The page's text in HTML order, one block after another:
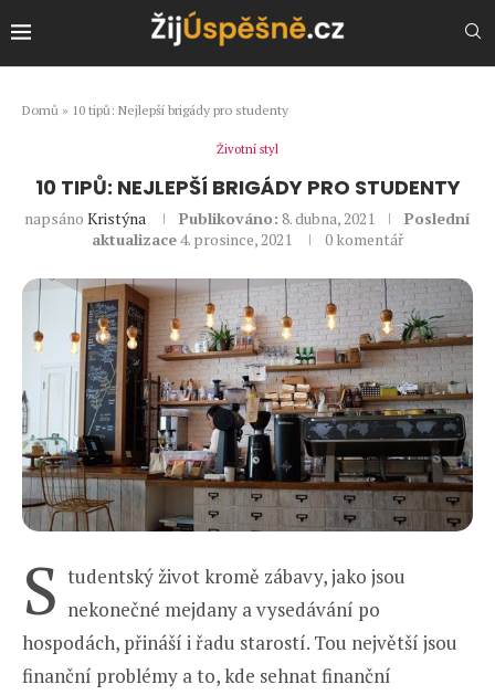
Domů » 10 tipů: Nejlepší brigády pro studenty
Životní styl
10 TIPŮ: NEJLEPŠÍ BRIGÁDY PRO STUDENTY
napsáno Kristýna Publikováno: 8. dubna, 2021
Poslední
aktualizace4. prosince, 2021 0 komentář
S tudentský život kromě zábavy, jako jsou
nekonečné mejdany a vysedávání po
hospodách, přináší i řadu starostí. Tou největší jsou
finanční problémy a to, kde sehnat finanční